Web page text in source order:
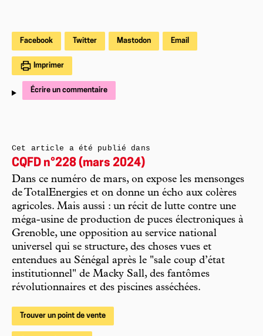
Facebook Twitter Mastodon Email
Imprimer
Écrire un commentaire
Cet article a été publié dans
CQFD n°228 (mars 2024)
Dans ce numéro de mars, on expose les mensonges
de TotalEnergies et on donne un écho aux colères
agricoles. Mais aussi : un récit de lutte contre une
méga-usine de production de puces électroniques à
Grenoble, une opposition au service national
universel qui se structure, des choses vues et
entendues au Sénégal après le "sale coup d’état
institutionnel" de Macky Sall, des fantômes
révolutionnaires et des piscines asséchées.
Trouver un point de vente